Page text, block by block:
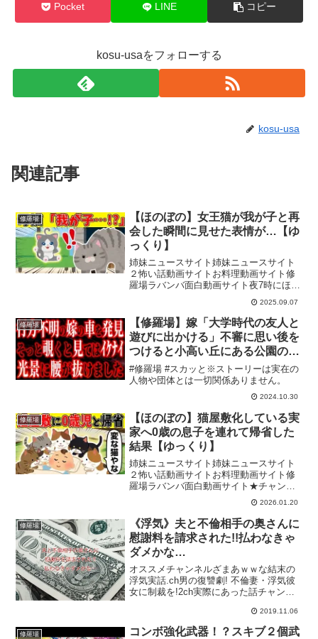
Pocket LINE コピー
kosu-usaをフォローする
kosu-usa
関連記事
修羅場
【ほのぼの】女王猫が我が子と再
会した瞬間に見せた表情が…【ゆ
っくり】
姉妹ニュースサイト姉妹ニュースサイト
２怖い話動画サイトお料理動画サイト修
羅場ラバンバ面白動画サイト夜7時にほの
ぼの当チャンネルでは、赤ちゃんや子
供、犬や猫たちの物語を実体験・ネット
投稿・人づての話をもとに再構成した、
あなたの疲れを癒す“ち...
2025.09.07
修羅場
【修羅場】嫁「大学時代の友人と
遊びに出かける」不審に思い後を
つけると小高い丘にある公園の駐
車場に停めた車の中で見てはイケ
ナイ光景を目の当たりにしまし
#修羅場 #スカッと※ストーリーは実在の
人物や団体とは一切関係ありません。
2024.10.30
修羅場
【ほのぼの】猫屋敷化している実
家へ0歳の息子を連れて帰省した
結果【ゆっくり】
姉妹ニュースサイト姉妹ニュースサイト
２怖い話動画サイトお料理動画サイト修
羅場ラバンバ面白動画サイト★チャンネ
ル登録はこちら！毎日更新中！！★メン
バーシップはこちら！毎週日曜メンバー
限定動画配信中！ 当チャンネルでは、赤
ちゃんや子供、犬や猫た...
2026.01.20
修羅場
《浮気》夫と不倫相手の奥さんに
慰謝料を請求された!!払わなきゃ
ダメかな…
オススメチャンネルざまあｗｗな結末の
浮気実話.ch男の復讐劇! 不倫妻・浮気彼
女に制裁を!2ch実際にあった話チャンネ
2019.11.06
修羅場
コンボ強化武器！？スキブ２個武